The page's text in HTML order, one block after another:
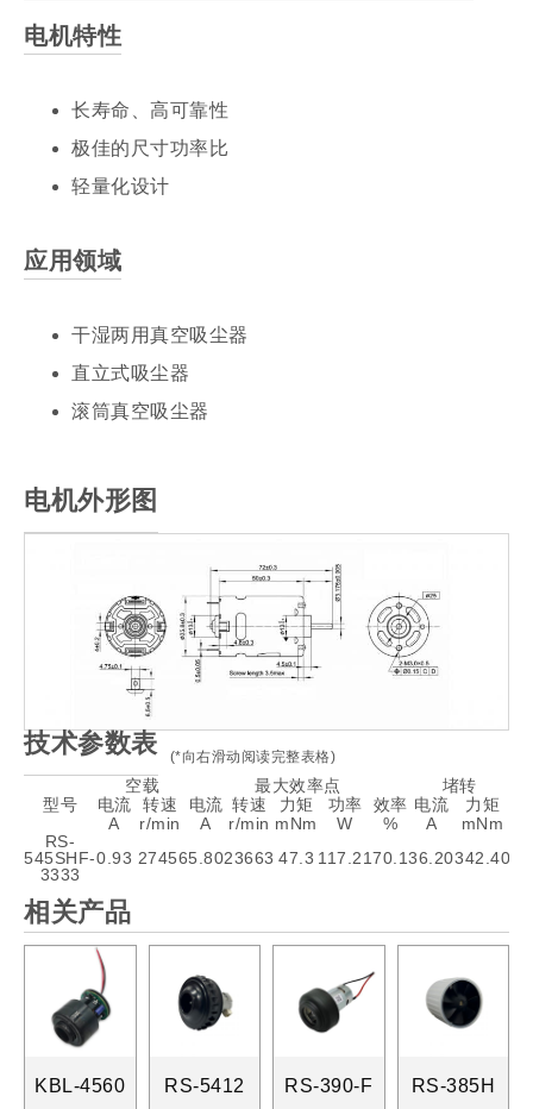
电机特性
长寿命、高可靠性
极佳的尺寸功率比
轻量化设计
应用领域
干湿两用真空吸尘器
直立式吸尘器
滚筒真空吸尘器
电机外形图
技术参数表 (*向右滑动阅读完整表格)
型号
空载 最大效率点
堵转
电流
转速 电流 转速 力矩 功率 效率 电流
力矩
A
r/min A r/min mNm W % A
mNm
RS-
545SHF-
3333
0.93 274565.8023663 47.3 117.2170.136.20342.40
相关产品
KBL-4560 RS-5412 RS-390-F RS-385H